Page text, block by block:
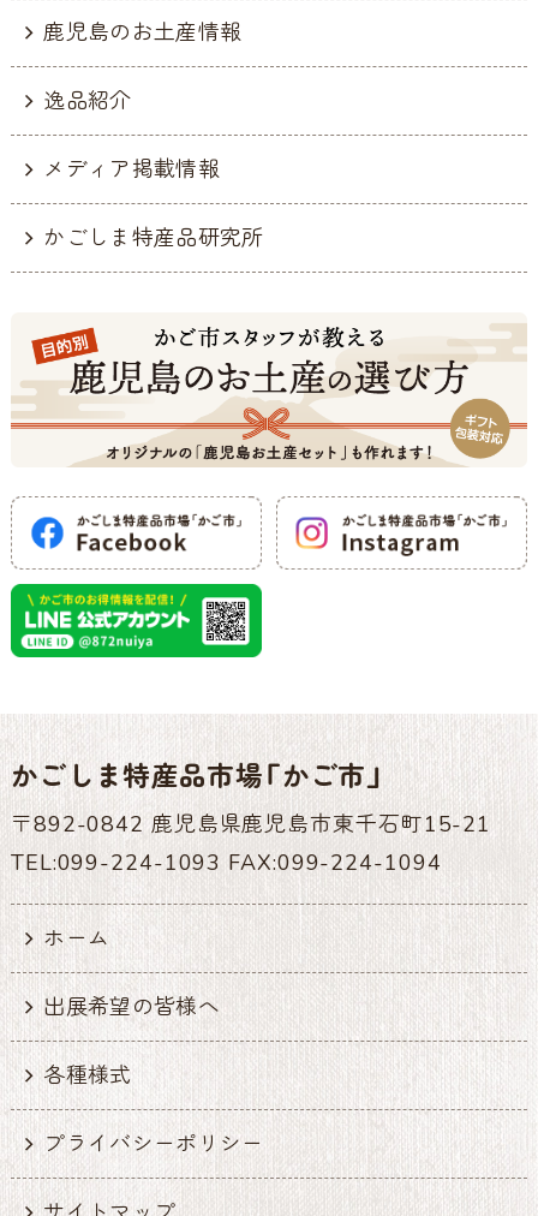
鹿児島のお土産情報
逸品紹介
メディア掲載情報
かごしま特産品研究所
かごしま特産品市場「かご市」
〒892-0842 鹿児島県鹿児島市東千石町15-21
TEL:099-224-1093 FAX:099-224-1094
ホーム
出展希望の皆様へ
各種様式
プライバシーポリシー